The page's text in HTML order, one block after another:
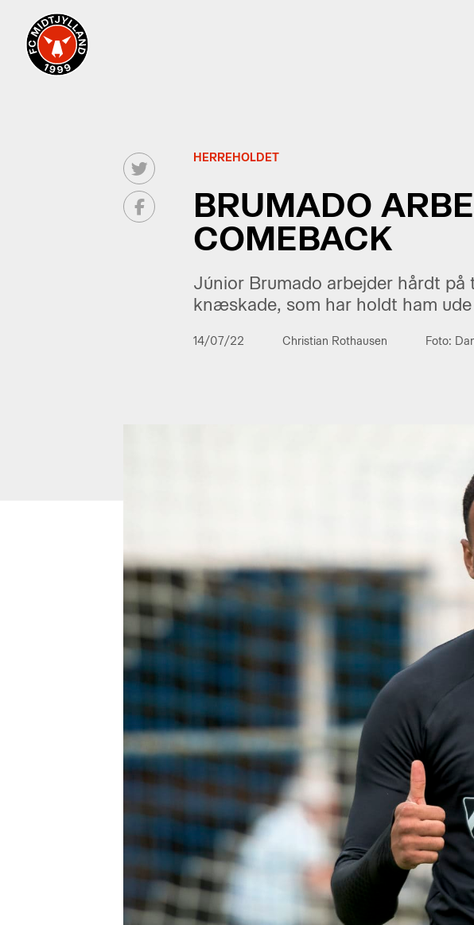
HERREHOLDET
BRUMADO
COMEBACK
Júnior Brumado arbejder hårdt
knæskade, som har holdt ham
14/07/22 Christian Rothausen Foto: